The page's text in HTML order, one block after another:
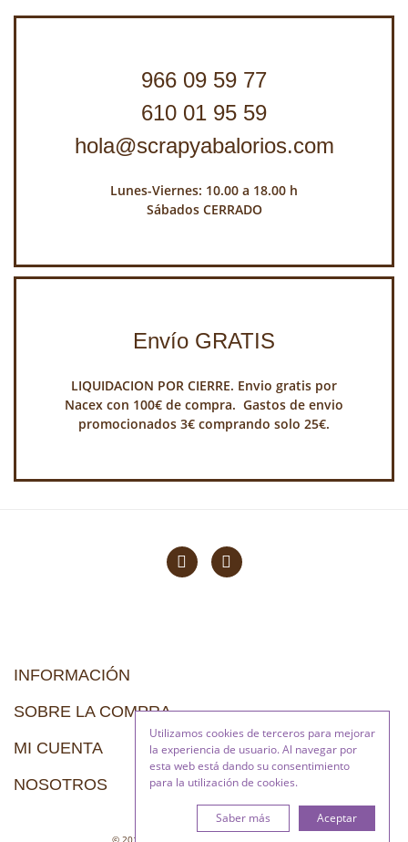
Utilizamos cookies de terceros para mejorar
la experiencia de usuario. Al navegar por
esta web está dando su consentimiento
para la utilización de cookies.
Aceptar
Saber más
966 09 59 77
610 01 95 59
hola@scrapyabalorios.com
Lunes-Viernes: 10.00 a 18.00 h
Sábados CERRADO
Envío GRATIS
LIQUIDACION POR CIERRE. Envio gratis por
Nacex con 100€ de compra. Gastos de envio
promocionados 3€ comprando solo 25€.
INFORMACIÓN
SOBRE LA COMPRA
MI CUENTA
NOSOTROS
© 2018 Happy Scrapy. All Rights Reserved.